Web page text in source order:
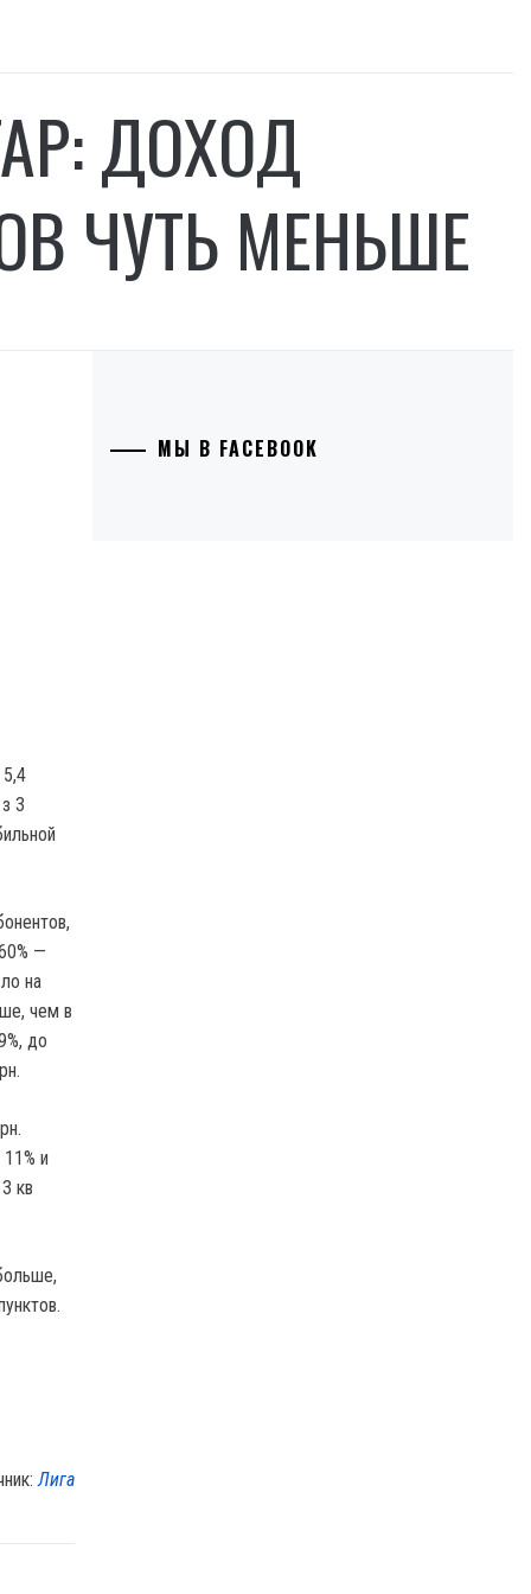
ДОХОД
ЧУТЬ МЕНЬШЕ
3
—
на
чем в
до
и
кв
Лига
МЫ В FACEBOOK